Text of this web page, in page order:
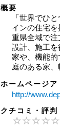
概要
「世界でひ
インの住宅
重県全域で
設計、施工
家や、機能
庭のある家、
ホームページア
http://
クチコミ・評判